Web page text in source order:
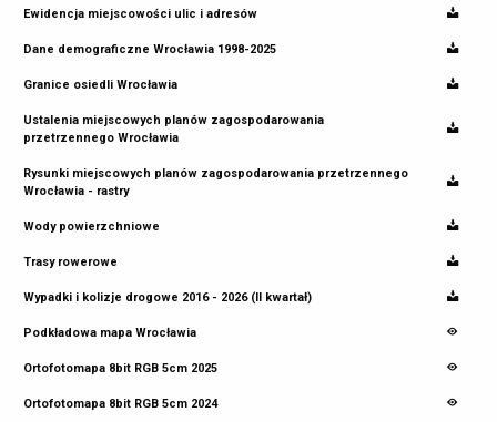
Ewidencja miejscowości ulic i adresów
Dane demograficzne Wrocławia 1998-2025
Granice osiedli Wrocławia
Ustalenia miejscowych planów zagospodarowania
przetrzennego Wrocławia
Rysunki miejscowych planów zagospodarowania przetrzennego
Wrocławia - rastry
Wody powierzchniowe
Trasy rowerowe
Wypadki i kolizje drogowe 2016 - 2026 (II kwartał)
Podkładowa mapa Wrocławia
Ortofotomapa 8bit RGB 5cm 2025
Ortofotomapa 8bit RGB 5cm 2024